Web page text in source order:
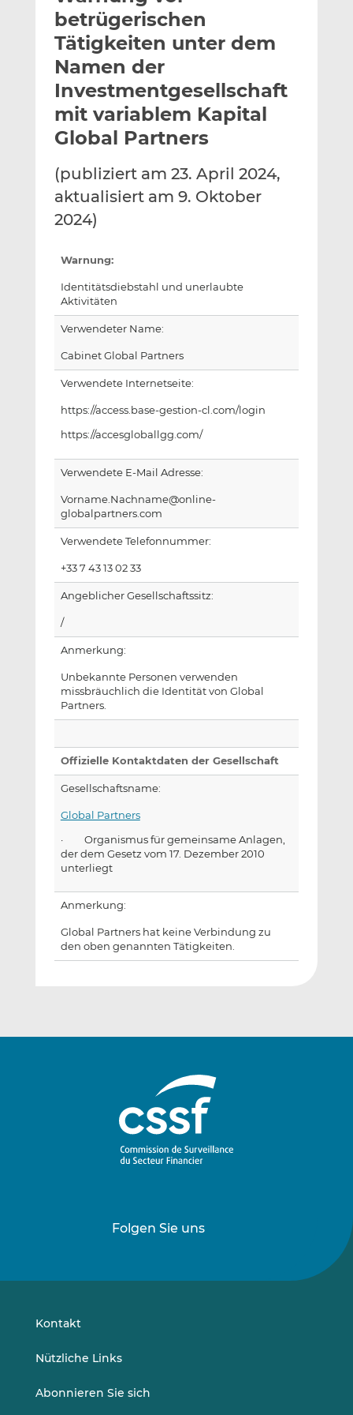
l
a
n
n
k
e
I
n
t
e
l
e
c
e
b
o
k
t
e
l
e
betrügerischen
Tätigkeiten unter dem
Namen der
Investmentgesellschaft
mit variablem Kapital
Global Partners
(publiziert am 23. April 2024,
aktualisiert am 9. Oktober
2024)
Warnung:
Identitätsdiebstahl und unerlaubte
Aktivitäten
Verwendeter Name:
Cabinet Global Partners
Verwendete Internetseite:
https://access.base-gestion-cl.com/login
https://accesgloballgg.com/
Verwendete E-Mail Adresse:
Vorname.Nachname@online-
globalpartners.com
Verwendete Telefonnummer:
+33 7 43 13 02 33
Angeblicher Gesellschaftssitz:
/
Anmerkung:
Unbekannte Personen verwenden
missbräuchlich die Identität von Global
Partners.
Offizielle Kontaktdaten der Gesellschaft
Gesellschaftsname:
Global Partners
· Organismus für gemeinsame Anlagen,
der dem Gesetz vom 17. Dezember 2010
unterliegt
Anmerkung:
Global Partners hat keine Verbindung zu
den oben genannten Tätigkeiten.
Folgen Sie uns
uns
uns
Kontakt
Nützliche Links
Abonnieren Sie sich